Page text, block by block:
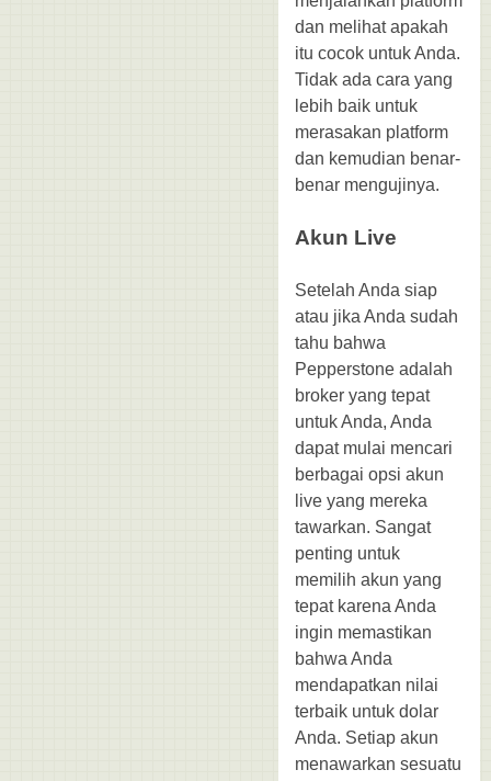
dan melihat apakah
itu cocok untuk Anda.
Tidak ada cara yang
lebih baik untuk
merasakan platform
dan kemudian benar-
benar mengujinya.
Akun Live
Setelah Anda siap
atau jika Anda sudah
tahu bahwa
Pepperstone adalah
broker yang tepat
untuk Anda, Anda
dapat mulai mencari
berbagai opsi akun
live yang mereka
tawarkan. Sangat
penting untuk
memilih akun yang
tepat karena Anda
ingin memastikan
bahwa Anda
mendapatkan nilai
terbaik untuk dolar
Anda. Setiap akun
menawarkan sesuatu